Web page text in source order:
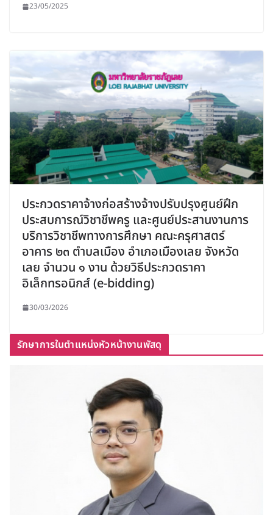
23/05/2025
ประกวดราคาจ้างก่อสร้างจ้างปรับปรุงศูนย์ฝึก
ประสบการณ์วิชาชีพครู และศูนย์ประสานงานการ
บริการวิชาชีพทางการศึกษา คณะครุศาสตร์
อาคาร ๒๓ ตำบลเมือง อำเภอเมืองเลย จังหวัด
เลย จำนวน ๑ งาน ด้วยวิธีประกวดราคา
อิเล็กทรอนิกส์ (e-bidding)
30/03/2026
รักษาการในตำแหน่งหัวหน้างานพัสดุ